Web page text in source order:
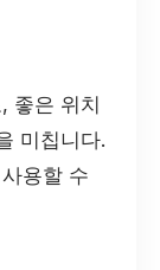
좋은 위치
미칩니다.
용할 수